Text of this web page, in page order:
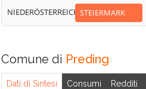
NIEDERÖSTERREICH STEIERMARK
Comune di Preding
Dati di Sintesi Consumi Redditi